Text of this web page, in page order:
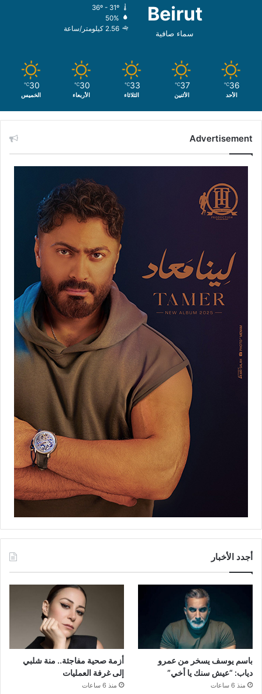
Beirut
سماء صافية
36º - 31º
50%
2.56 كيلومتر/ساعة
36
℃
الأحد
37
℃
الأثنين
33
℃
الثلاثاء
30
℃
الأربعاء
30
℃
الخميس
Advertisement
أجدد الأخبار
باسم يوسف يسخر من عمرو
دياب: “عيش سنك يا أخي”
منذ 6 ساعات
أزمة صحية مفاجئة.. منة شلبي
إلى غرفة العمليات
منذ 6 ساعات